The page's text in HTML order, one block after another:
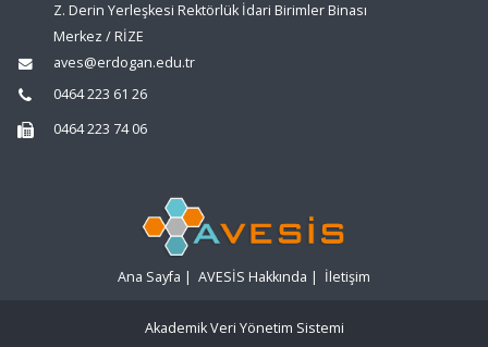
Z. Derin Yerleşkesi Rektörlük İdari Birimler Binası
Merkez / RİZE
aves@erdogan.edu.tr
0464 223 61 26
0464 223 74 06
Ana Sayfa | AVESİS Hakkında | İletişim
Akademik Veri Yönetim Sistemi